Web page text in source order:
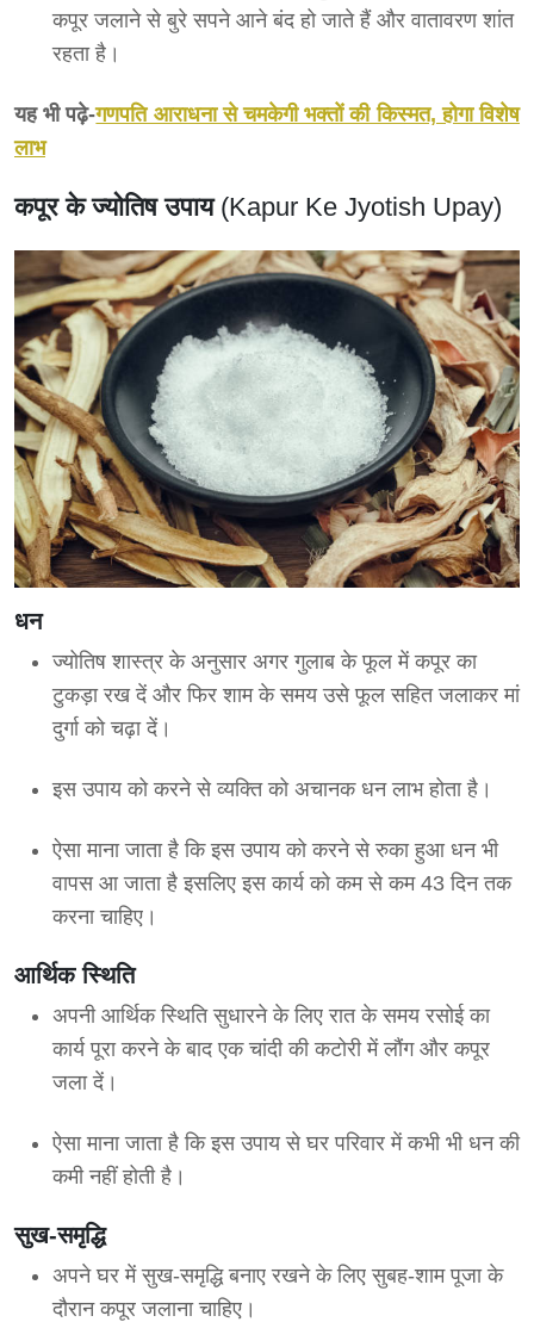
कपूर जलाने से बुरे सपने आने बंद हो जाते हैं और वातावरण शांत
रहता है।
यह भी पढ़े-गणपति आराधना से चमकेगी भक्तों की किस्मत, होगा विशेष
लाभ
कपूर के ज्योतिष उपाय(Kapur Ke Jyotish Upay)
धन
ज्योतिष शास्त्र के अनुसार अगर गुलाब के फूल में कपूर का
टुकड़ा रख दें और फिर शाम के समय उसे फूल सहित जलाकर मां
दुर्गा को चढ़ा दें।
इस उपाय को करने से व्यक्ति को अचानक धन लाभ होता है।
ऐसा माना जाता है कि इस उपाय को करने से रुका हुआ धन भी
वापस आ जाता है इसलिए इस कार्य को कम से कम 43 दिन तक
करना चाहिए।
आर्थिक स्थिति
अपनी आर्थिक स्थिति सुधारने के लिए रात के समय रसोई का
कार्य पूरा करने के बाद एक चांदी की कटोरी में लौंग और कपूर
जला दें।
ऐसा माना जाता है कि इस उपाय से घर परिवार में कभी भी धन की
कमी नहीं होती है।
सुख-समृद्धि
अपने घर में सुख-समृद्धि बनाए रखने के लिए सुबह-शाम पूजा के
दौरान कपूर जलाना चाहिए।